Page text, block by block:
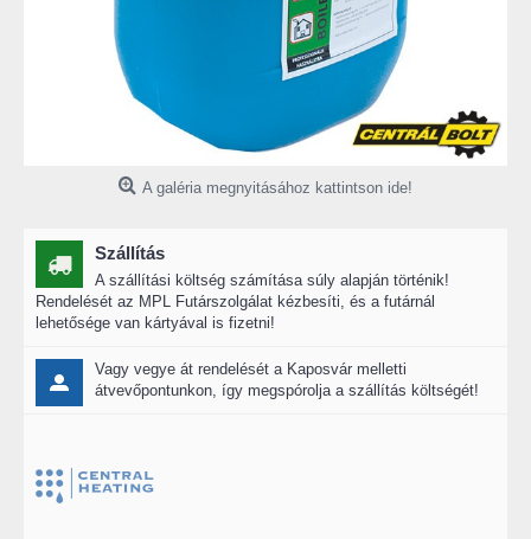
A galéria megnyitásához kattintson ide!
Szállítás
A szállítási költség számítása súly alapján történik!
Rendelését az MPL Futárszolgálat kézbesíti, és a futárnál
lehetősége van kártyával is fizetni!
Vagy vegye át rendelését a Kaposvár melletti
átvevőpontunkon, így megspórolja a szállítás költségét!